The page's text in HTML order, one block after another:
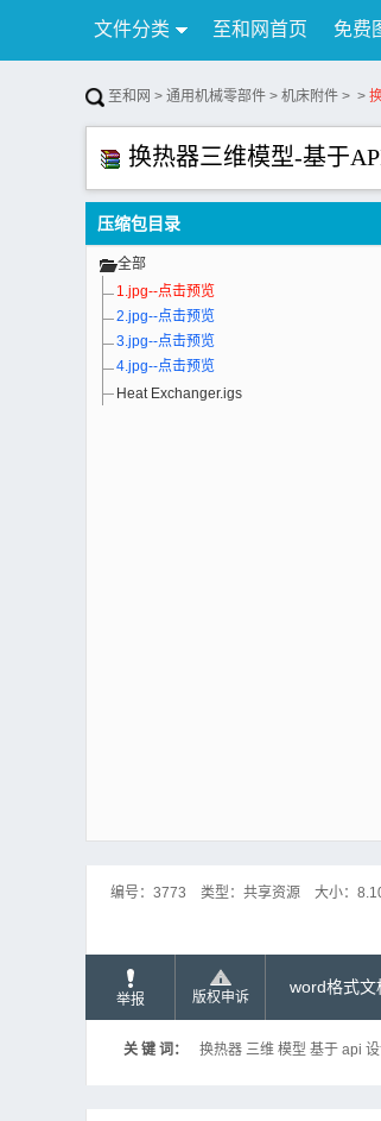
文件分类 至和网首页 免费
行业资讯 公告 联系我们
至和网 > 通用机械零部件 > 机床附件 > >
换热器三维模型-基于
压缩包目录
全部
1.jpg--点击预览
2.jpg--点击预览
3.jpg--点击预览
4.jpg--点击预览
Heat Exchanger.igs
编号： 3773 类型： 共享资源 大小：
举报 版权申诉
word格式文
关 键 词： 换热器 三维 模型 基于 api